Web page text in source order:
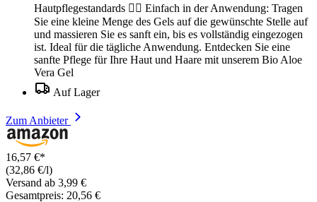
Hautpflegestandards 💆‍♀️ Einfach in der Anwendung: Tragen
Sie eine kleine Menge des Gels auf die gewünschte Stelle auf
und massieren Sie es sanft ein, bis es vollständig eingezogen
ist. Ideal für die tägliche Anwendung. Entdecken Sie eine
sanfte Pflege für Ihre Haut und Haare mit unserem Bio Aloe
Vera Gel
Auf Lager
Zum Anbieter
16,57 €*
(32,86 €/l)
Versand ab 3,99 €
Gesamtpreis: 20,56 €